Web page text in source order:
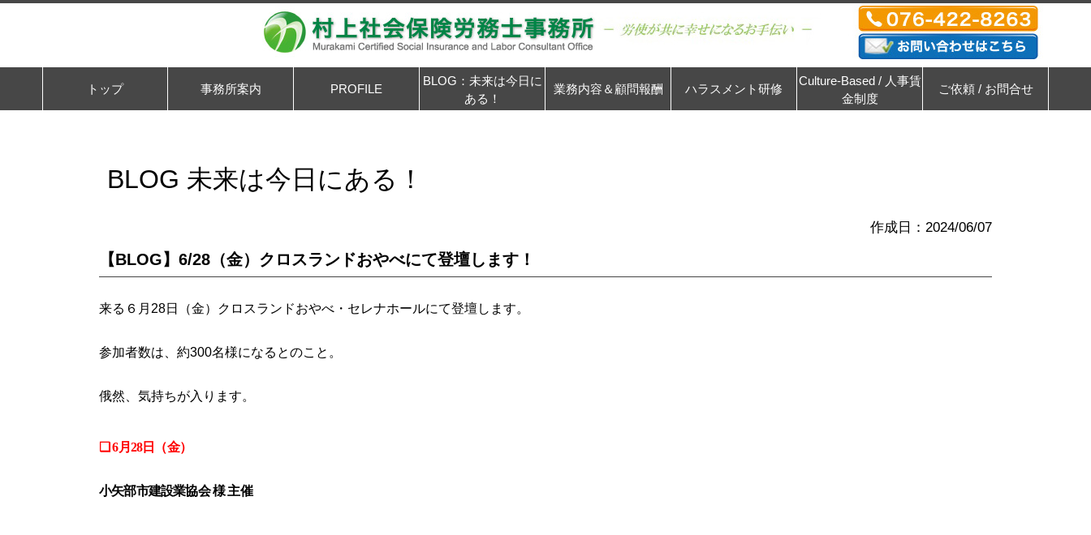
トップ 事務所案内 PROFILE
BLOG：未来は今日に
ある！
業務内容＆顧問報酬 ハラスメント研修
Culture-Based / 人事賃
金制度
ご依頼 / お問合せ
BLOG 未来は今日にある！
作成日：2024/06/07
【BLOG】6/28（金）クロスランドおやべにて登壇します！
来る６月28日（金）クロスランドおやべ・セレナホールにて登壇します。
参加者数は、約300名様になるとのこと。
俄然、気持ちが入ります。
❑6月28日（金）
小矢部市建設業協会 様 主催